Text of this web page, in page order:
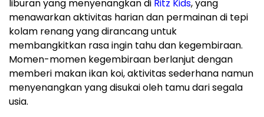
liburan yang menyenangkan di Ritz Kids, yang
menawarkan aktivitas harian dan permainan di tepi
kolam renang yang dirancang untuk
membangkitkan rasa ingin tahu dan kegembiraan.
Momen-momen kegembiraan berlanjut dengan
memberi makan ikan koi, aktivitas sederhana namun
menyenangkan yang disukai oleh tamu dari segala
usia.